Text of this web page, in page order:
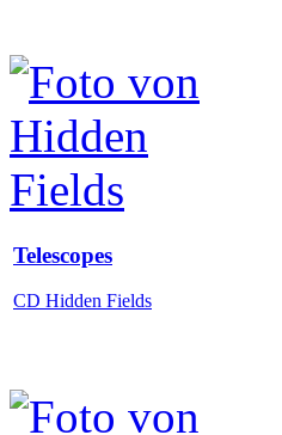
Telescopes
CD Hidden Fields